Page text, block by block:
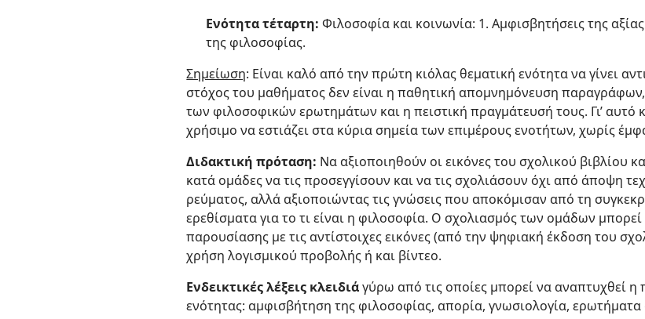
Ενότητα τέταρτη: Φιλοσοφία και κοινωνία: 1. Αμφισβητήσεις της
της φιλοσοφίας.
Σημείωση: Είναι καλό από την πρώτη κιόλας θεματική ενότητα να γίνει
στόχος του μαθήματος δεν είναι η παθητική απομνημόνευση
των φιλοσοφικών ερωτημάτων και η πειστική πραγμάτευσή τους. Γι’ αυτό
χρήσιμο να εστιάζει στα κύρια σημεία των επιμέρους ενοτήτων, χωρίς
Διδακτική πρόταση: Να αξιοποιηθούν οι εικόνες του σχολικού βιβλίου
κατά ομάδες να τις προσεγγίσουν και να τις σχολιάσουν όχι από άποψη
ρεύματος, αλλά αξιοποιώντας τις γνώσεις που αποκόμισαν από τη
ερεθίσματα για το τι είναι η φιλοσοφία. Ο σχολιασμός των ομάδων
παρουσίασης με τις αντίστοιχες εικόνες (από την ψηφιακή έκδοση του
χρήση λογισμικού προβολής ή και βίντεο.
Ενδεικτικές λέξεις κλειδιάγύρω από τις οποίες μπορεί να αναπτυχθεί
ενότητας: αμφισβήτηση της φιλοσοφίας, απορία, γνωσιολογία,